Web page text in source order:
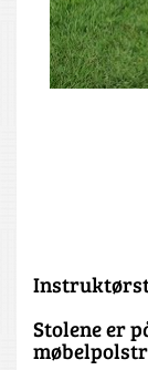
Stolene er